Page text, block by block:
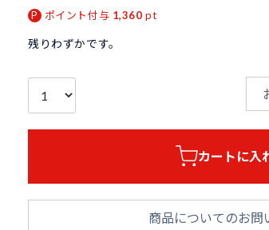
ポイント付与 1,360 pt
残りわずかです。
カートに入
商品についてのお問